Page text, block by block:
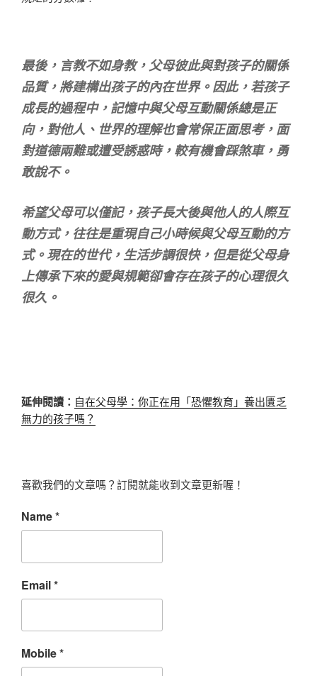
最後，言教不如身教，父母彼此與對孩子的關係
品質，將建構出孩子的內在世界。因此，若孩子
成長的過程中，記憶中與父母互動關係總是正
向，對他人、世界的理解也會常保正面思考，面
對道德兩難或遭受誘惑時，較有機會踩煞車，勇
敢說不。
希望父母可以僅記，孩子長大後與他人的人際互
動方式，往往是重現自己小時候與父母互動的方
式。現在的世代，生活步調很快，但是從父母身
上傳承下來的愛與規範卻會存在孩子的心理很久
很久。
延伸閱讀： 自在父母學：你正在用「恐懼教育」養出匱乏
無力的孩子嗎？
喜歡我們的文章嗎？訂閱就能收到文章更新喔！
Name*
Email*
Mobile*